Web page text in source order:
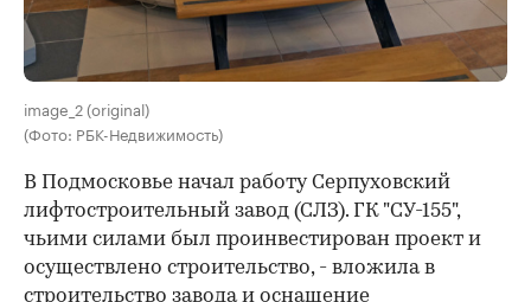
image_2 (original)
(Фото: РБК-Недвижимость)
В Подмосковье начал работу Серпуховский
лифтостроительный завод (СЛЗ). ГК "СУ-155",
чьими силами был проинвестирован проект и
осуществлено строительство, - вложила в
строительство завода и оснащение